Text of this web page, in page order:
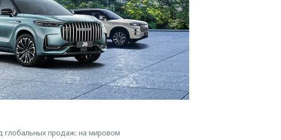
глобальных продаж: на мировом